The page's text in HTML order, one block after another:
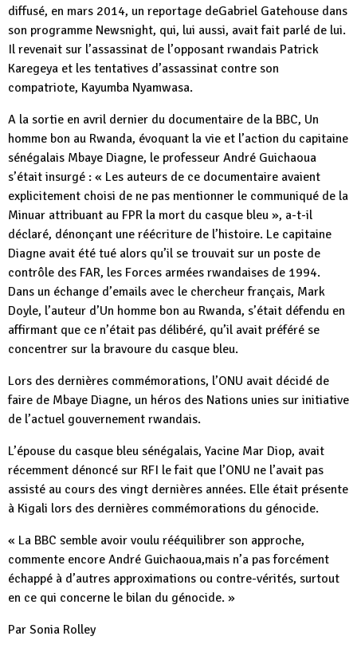
diffusé, en mars 2014, un reportage deGabriel Gatehouse dans
son programme Newsnight, qui, lui aussi, avait fait parlé de lui.
Il revenait sur l’assassinat de l’opposant rwandais Patrick
Karegeya et les tentatives d’assassinat contre son
compatriote, Kayumba Nyamwasa.
A la sortie en avril dernier du documentaire de la BBC, Un
homme bon au Rwanda, évoquant la vie et l’action du capitaine
sénégalais Mbaye Diagne, le professeur André Guichaoua
s’était insurgé : « Les auteurs de ce documentaire avaient
explicitement choisi de ne pas mentionner le communiqué de la
Minuar attribuant au FPR la mort du casque bleu », a-t-il
déclaré, dénonçant une réécriture de l’histoire. Le capitaine
Diagne avait été tué alors qu’il se trouvait sur un poste de
contrôle des FAR, les Forces armées rwandaises de 1994.
Dans un échange d’emails avec le chercheur français, Mark
Doyle, l’auteur d’Un homme bon au Rwanda, s’était défendu en
affirmant que ce n’était pas délibéré, qu’il avait préféré se
concentrer sur la bravoure du casque bleu.
Lors des dernières commémorations, l’ONU avait décidé de
faire de Mbaye Diagne, un héros des Nations unies sur initiative
de l’actuel gouvernement rwandais.
L’épouse du casque bleu sénégalais, Yacine Mar Diop, avait
récemment dénoncé sur RFI le fait que l’ONU ne l’avait pas
assisté au cours des vingt dernières années. Elle était présente
à Kigali lors des dernières commémorations du génocide.
« La BBC semble avoir voulu rééquilibrer son approche,
commente encore André Guichaoua,mais n’a pas forcément
échappé à d’autres approximations ou contre-vérités, surtout
en ce qui concerne le bilan du génocide. »
Par Sonia Rolley